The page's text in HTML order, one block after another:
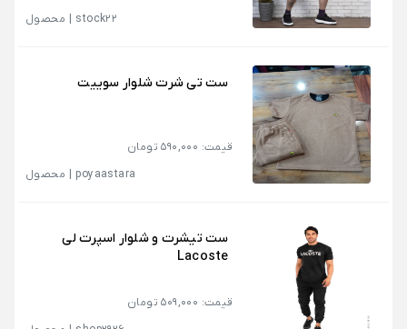
stock22
محصول
ست تی شرت شلوار سوییت
قیمت: 590,000 تومان
poyaastara
محصول
ست تیشرت و شلوار اسپرت لی
Lacoste
قیمت: 509,000 تومان